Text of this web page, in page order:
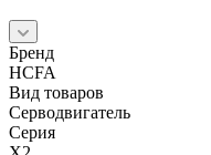
Бренд
HCFA
Вид товаров
Серводвигатель
Серия